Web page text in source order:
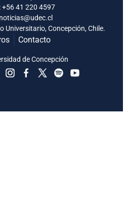
+56 41 220 4597
Universitario, Concepción, Chile.
Contacto
de Concepción